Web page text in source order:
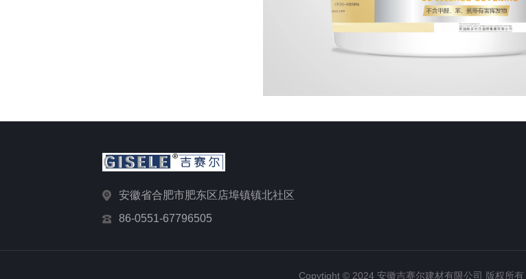
安徽省合肥市肥东区店埠镇镇北社区
86-0551-67796505
Copytight © 2024 安徽吉赛尔建材有限公司 版权所有